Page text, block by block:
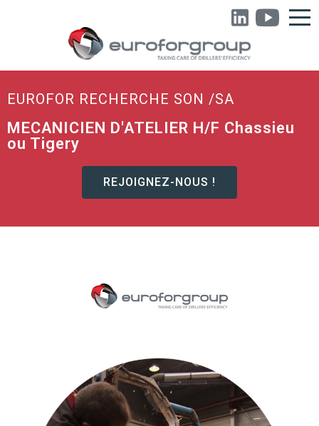
EUROFOR RECHERCHE SON /SA
MECANICIEN D'ATELIER H/F Chassieu
ou Tigery
REJOIGNEZ-NOUS !